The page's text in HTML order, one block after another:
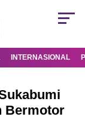
INTERNASIONAL
Bermotor